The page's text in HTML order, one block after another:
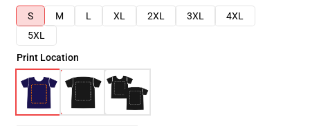
S
M L XL 2XL 3XL
4XL
5XL
Print Location